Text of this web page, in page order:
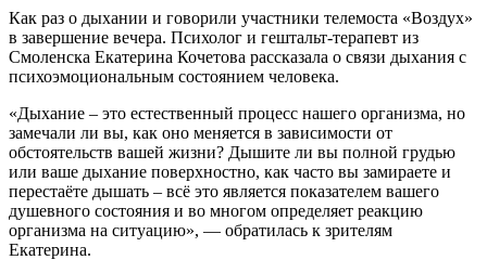
Как раз о дыхании и говорили участники телемоста «Воздух»
в завершение вечера. Психолог и гештальт-терапевт из
Смоленска Екатерина Кочетова рассказала о связи дыхания с
психоэмоциональным состоянием человека.
«Дыхание – это естественный процесс нашего организма, но
замечали ли вы, как оно меняется в зависимости от
обстоятельств вашей жизни? Дышите ли вы полной грудью
или ваше дыхание поверхностно, как часто вы замираете и
перестаёте дышать – всё это является показателем вашего
душевного состояния и во многом определяет реакцию
организма на ситуацию», — обратилась к зрителям
Екатерина.